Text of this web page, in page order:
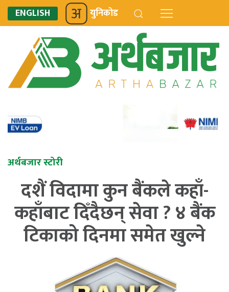
ENGLISH युनिकोड
अर्थबजार स्टोरी
दशैं विदामा कुन बैंकले कहाँ-
कहाँबाट दिँदैछन् सेवा ? ४ बैंक
टिकाको दिनमा समेत खुल्ने